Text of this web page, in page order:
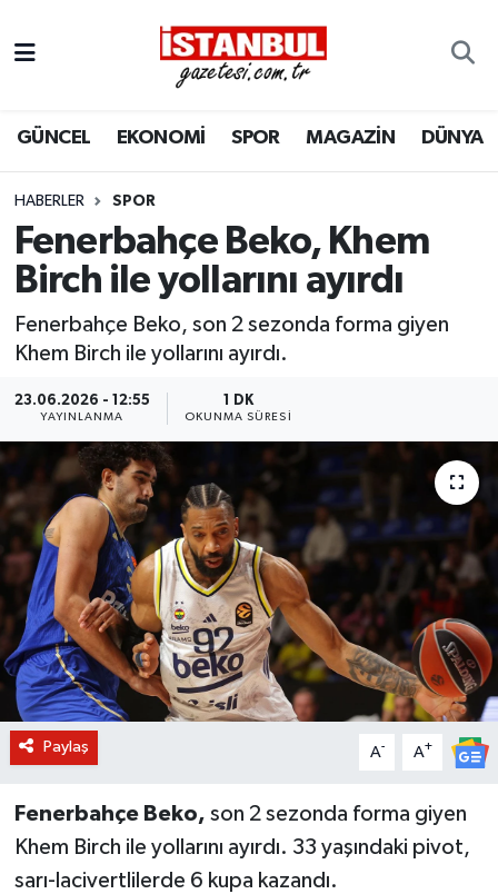
GÜNCEL EKONOMİ SPOR MAGAZİN DÜNYA
HABERLER SPOR
Fenerbahçe Beko, Khem
Birch ile yollarını ayırdı
Fenerbahçe Beko, son 2 sezonda forma giyen
Khem Birch ile yollarını ayırdı.
23.06.2026 - 12:55
YAYINLANMA
1 DK
OKUNMA SÜRESI
Paylaş A- A+
Fenerbahçe Beko, son 2 sezonda forma giyen
Khem Birch ile yollarını ayırdı. 33 yaşındaki pivot,
sarı-lacivertlilerde 6 kupa kazandı.
EKONOMİ
İSTANBUL
DÜNYA
MAGAZİN
KÜLTÜR SANAT
SAĞLIK
BİLİM VE TEKNOLOJİ
OTOMOBİL
KURUMSAL
Nöbetçi Eczaneler
Hava Durumu
Trafik Durumu
Süper Lig Puan Durumu ve Fikstür
Son Dakika Haberleri
Haber Arşivi